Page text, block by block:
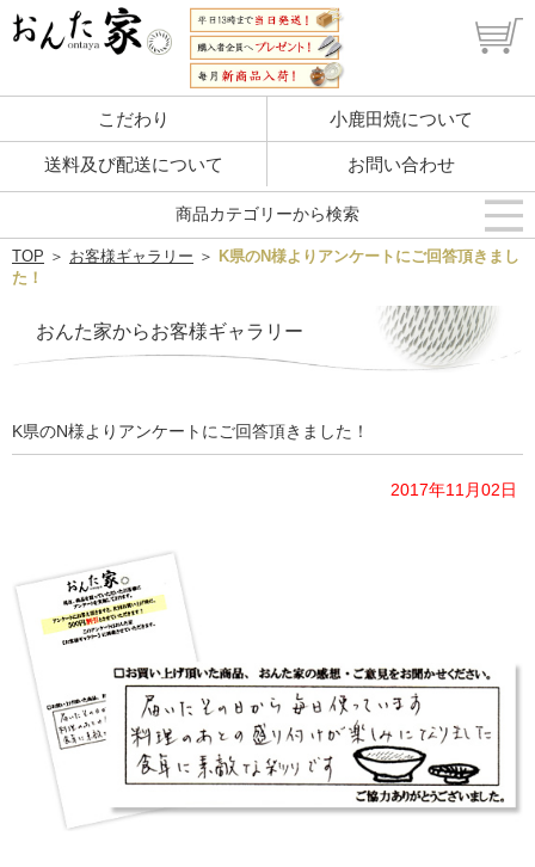
こだわり 小鹿田焼について
送料及び配送について お問い合わせ
TOP ＞ お客様ギャラリー ＞ K県のN様よりアンケートにご回答頂きまし
た！
おんた家からお客様ギャラリー
K県のN様よりアンケートにご回答頂きました！
2017年11月02日
商品カテゴリーから検索